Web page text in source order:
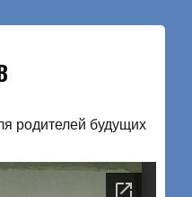
родителей будущих